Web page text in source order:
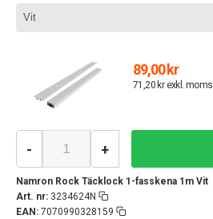
89,00 kr
71,20 kr exkl. moms
Namron Rock Täcklock 1-fasskena 1m Vit
Art. nr: 3234624N
EAN: 7070990328159
- +